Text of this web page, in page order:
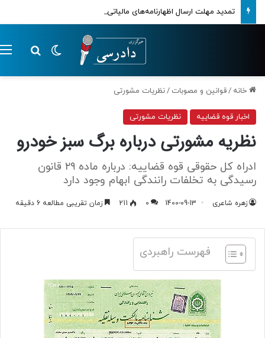
تمدید مهلت ارسال اظهارنامه‌های مالیاتی تا پایان تابستان 1405
تغییر پوسته
خانه /قوانین و مصوبات /نظریات مشورتی
اخبار قوه قضاییه نظریات مشورتی
نظریه مشورتی درباره برگ سبز خودرو
ادراه کل حقوقی قوه قضاییه: درباره ماده ۲۹ قانون
رسیدگی به تخلفات رانندگی ابهام وجود دارد
زهره شاعری 1400-09-13
0
211 زمان تقریبی مطالعه 6 دقیقه
فهرست راهبردی